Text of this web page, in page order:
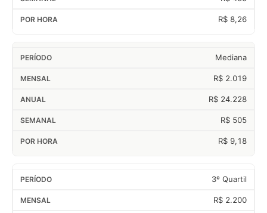
R$ 8,26
Mediana
R$ 2.019
R$ 24.228
R$ 505
R$ 9,18
3º Quartil
R$ 2.200